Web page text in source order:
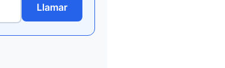
Llamar